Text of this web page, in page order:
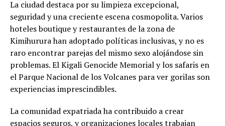
La ciudad destaca por su limpieza excepcional,
seguridad y una creciente escena cosmopolita. Varios
hoteles boutique y restaurantes de la zona de
Kimihurura han adoptado políticas inclusivas, y no es
raro encontrar parejas del mismo sexo alojándose sin
problemas. El Kigali Genocide Memorial y los safaris en
el Parque Nacional de los Volcanes para ver gorilas son
experiencias imprescindibles.
La comunidad expatriada ha contribuido a crear
espacios seguros, y organizaciones locales trabajan